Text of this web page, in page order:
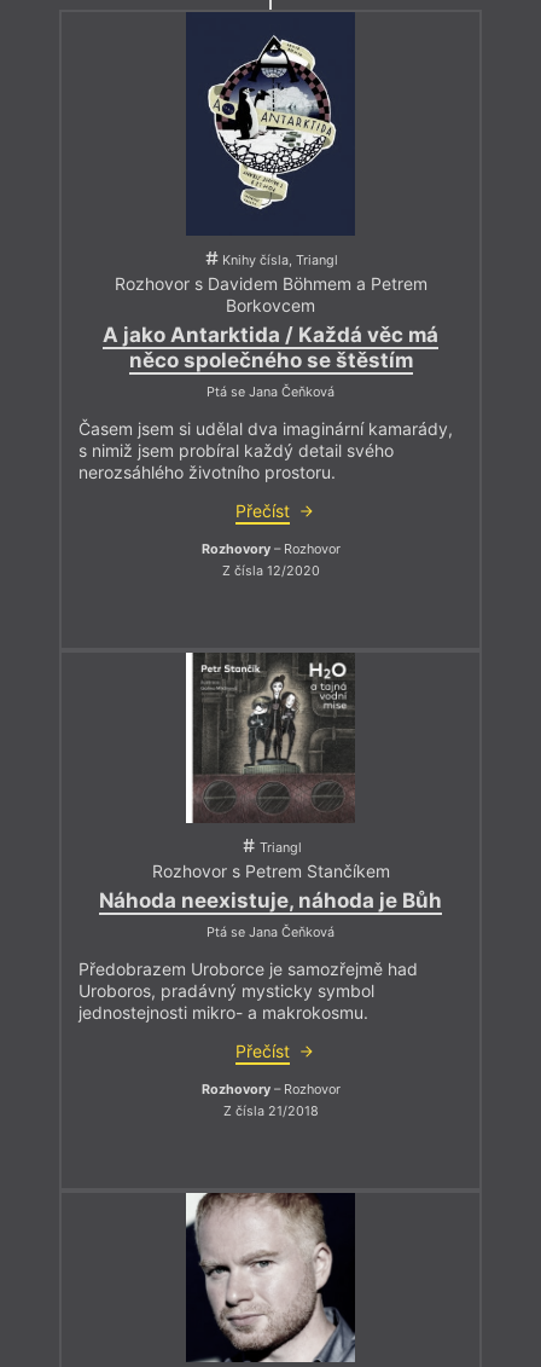
Knihy čísla, Triangl
Rozhovor s Davidem Böhmem a Petrem
Borkovcem
A jako Antarktida / Každá věc má
něco společného se štěstím
Ptá se Jana Čeňková
Časem jsem si udělal dva imaginární kamarády,
s nimiž jsem probíral každý detail svého
nerozsáhlého životního prostoru.
Přečíst
Rozhovory– Rozhovor
Z čísla 12/2020
Triangl
Rozhovor s Petrem Stančíkem
Náhoda neexistuje, náhoda je Bůh
Ptá se Jana Čeňková
Předobrazem Uroborce je samozřejmě had
Uroboros, pradávný mysticky symbol
jednostejnosti mikro- a makrokosmu.
Přečíst
Rozhovory– Rozhovor
Z čísla 21/2018